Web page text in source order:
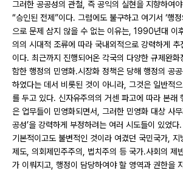
그러한 공공성의 관철, 즉 공익의 실현을 지향하여
“승인된 전제”이다. 그럼에도 불구하고 여기서 ‘행
으로 문제 삼지 않을 수 없는 이유는, 1990년대 이
의의 시대적 조류에 따라 국내외적으로 강력하게
이다. 최근까지 진행되어온 각국의 다양한 규제완
함한 행정의 민영화․시장화 정책은 당해 행정의 공
하였다는 데서 비롯된 것이 아니라, 그것은 일반적
를 두고 있다. 신자유주의의 거센 파고에 따라 본래
은 업무들이 민영화되면서, 그러한 민영화 대상 사
공성’을 강력하게 부정하려는 여러 시도들이 있었
기본적이고도 불변적인 것이라 여겼던 국민국가,
제도, 의회제민주주의, 법치주의 등 국가․사회의 제
가 이뤄지고, 행정이 담당하여야 할 영역과 권한을